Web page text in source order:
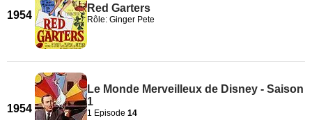
1954
Red Garters
Rôle: Ginger Pete
1954
Le Monde Merveilleux de Disney - Saison
1
1 Episode 14